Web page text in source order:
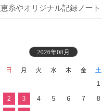
織地見本付き
恵糸やオリジナル記録ノート
2026年08月
日 月 火 水 木 金
土
1
2 3 4 5 6 7 8